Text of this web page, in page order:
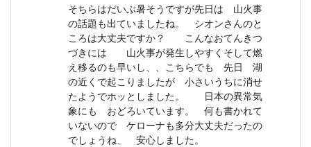
そちらはだいぶ暑そうですが先日は 山火事
の話題も出ていましたね。 シオンさんのと
ころは大丈夫ですか？ こんなおてんきつ
づきには 山火事が発生しやすくそして燃
え移るのも早いし、、こちらでも 先日 湖
の近くで起こりましたが 小さいうちに消せ
たようでホッとしました。 日本の異常気
象にも おどろいています。 何も書かれて
いないので ケローナも多分大丈夫だったの
でしょうね、 安心しました。